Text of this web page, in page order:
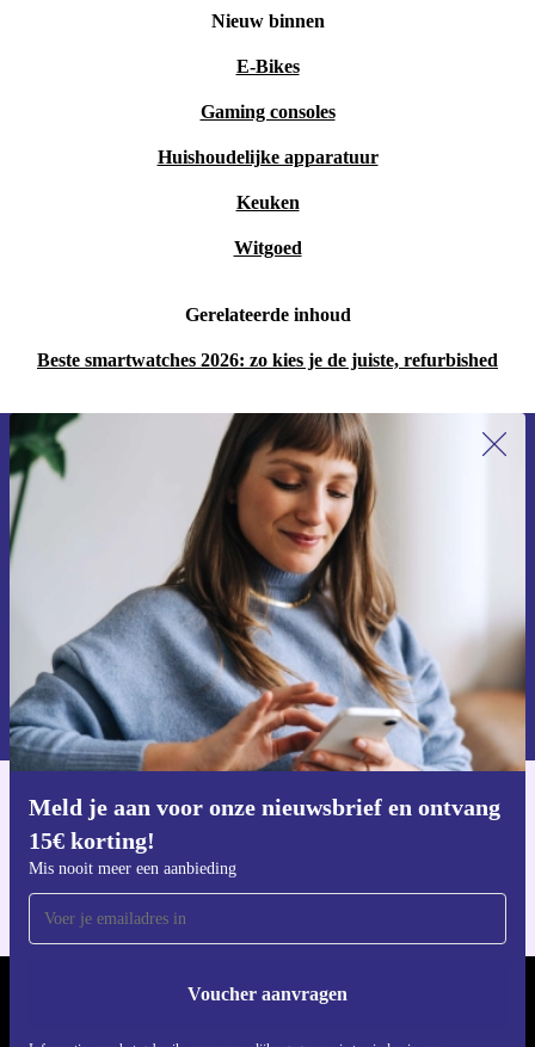
Nieuw binnen
E-Bikes
Gaming consoles
Huishoudelijke apparatuur
Keuken
Witgoed
Gerelateerde inhoud
Beste smartwatches 2026: zo kies je de juiste, refurbished
Meld je aan voor onze nieuwsbrief en ontvang
15€ korting!
Mis nooit meer een aanbieding
Voucher aanvragen
Meld je aan voor onze nieuwsbrief en
ontvang €15 korting!
Mis nooit meer een aanbieding.
Voucher aanvragen
Informatie over het gebruik van persoonsgegevens vind je in ons
privacybeleid
Download de refurbed app
REFURBED NEDERLAND - RETHINK NEW.